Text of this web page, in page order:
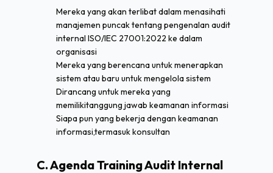
Mereka yang akan terlibat dalam menasihati
manajemen puncak tentang pengenalan audit
internal ISO/IEC 27001:2022 ke dalam
organisasi
Mereka yang berencana untuk menerapkan
sistem atau baru untuk mengelola sistem
Dirancang untuk mereka yang
memilikitanggung jawab keamanan informasi
Siapa pun yang bekerja dengan keamanan
informasi,termasuk konsultan
C. Agenda Training Audit Internal